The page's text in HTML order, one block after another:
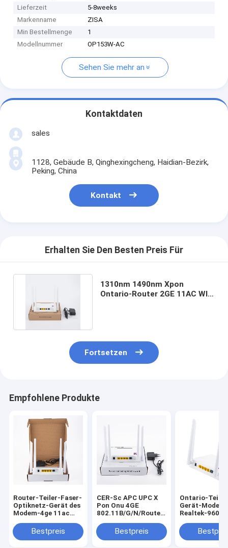
Lieferzeit
5-8weeks
Markenname
ZISA
Min Bestellmenge
1
Modellnummer
OP153W-AC
Sehen Sie mehr an
Kontaktdaten
sales
1128, Gebäude B, Qinghexingcheng, Haidian-Bezirk,
Peking, China
Kontakt
Erhalten Sie Den Besten Preis Für
1310nm 1490nm Xpon
Ontario-Router 2GE 11AC WIFI
Fortsetzen
Empfohlene Produkte
Router-Teiler-Faser-
Optiknetz-Gerät des
Modem-4ge 11ac
Bestpreis
CER-Sc APC UPC X
Pon Onu 4GE
802.11B/G/N/Router
1200M WIFI
Bestpreis
Ontario-
Gerät-Modem
Realtek-